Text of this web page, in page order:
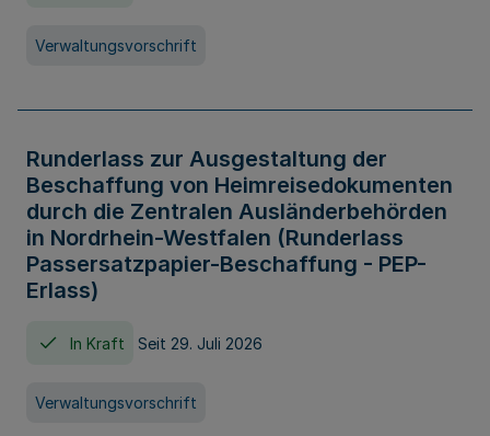
Verwaltungsvorschrift
Runderlass zur Ausgestaltung der
Beschaffung von Heimreisedokumenten
durch die Zentralen Ausländerbehörden
in Nordrhein-Westfalen (Runderlass
Passersatzpapier-Beschaffung - PEP-
Erlass)
In Kraft Seit 29. Juli 2026
Verwaltungsvorschrift